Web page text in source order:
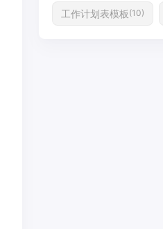
工作计划表模板 (10)